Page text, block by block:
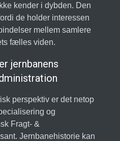
kender i dybden. Den
de holder interessen
mellem samlere
fælles viden.
jernbanens
perspektiv er det netop
og
Fragt- &
Jernbanehistorie kan